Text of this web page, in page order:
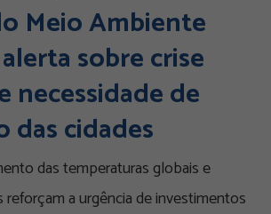
Meio Ambiente
sobre crise
necessidade de
das cidades
das temperaturas globais e
a urgência de investimentos